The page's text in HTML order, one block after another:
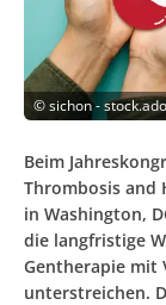
©sichon -
Beim
Thrombosis and
in Washington,
die langfristige
Gentherapie mit
unterstreichen.